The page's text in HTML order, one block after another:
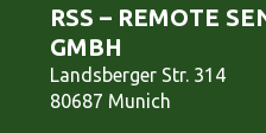
RSS – REMOTE
GMBH
Landsberger Str. 314
80687 Munich